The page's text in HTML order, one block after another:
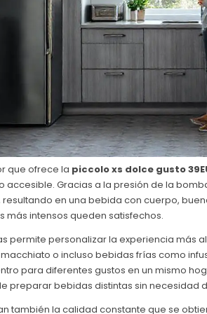
que ofrece la piccolo xs dolce gusto
accesible. Gracias a la presión de la
en una bebida con cuerpo,
más intensos queden satisfechos.
permite personalizar la experiencia más
o incluso bebidas frías como
para diferentes gustos en un mismo
preparar bebidas distintas sin necesidad
también la calidad constante que se